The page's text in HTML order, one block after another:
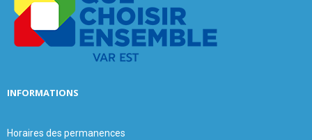
INFORMATIONS
Horaires des permanences